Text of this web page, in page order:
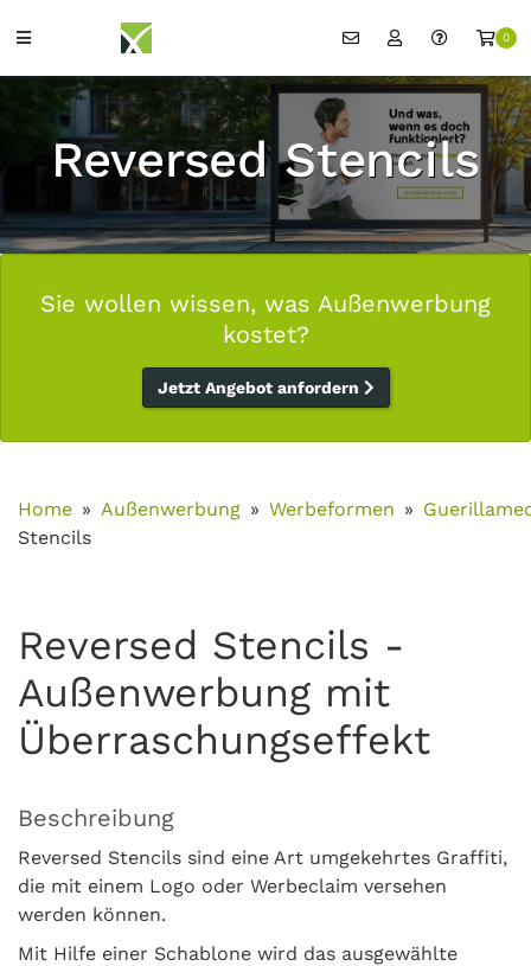
0
Reversed Stencils
Sie wollen wissen, was Außenwerbung
kostet?
Jetzt Angebot anfordern
Home Außenwerbung Werbeformen
Stencils
Reversed Stencils -
Außenwerbung mit
Überraschungseffekt
Beschreibung
Reversed Stencils sind eine Art umgekehrtes Graffiti,
die mit einem Logo oder Werbeclaim versehen
werden können.
Mit Hilfe einer Schablone wird das ausgewählte